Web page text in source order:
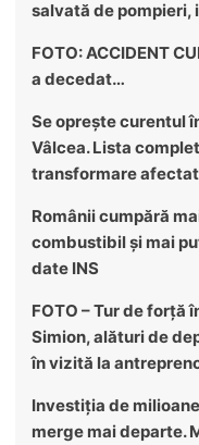
salvată de pompieri,
FOTO: ACCIDENT
a decedat…
Se oprește curentul
Vâlcea. Lista
transformare
Românii cumpără
combustibil și mai
date INS
FOTO – Tur de forță
Simion, alături de
în vizită la
Investiția de
merge mai departe.